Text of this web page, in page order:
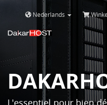
Nederlands
L'essentiel pour bien